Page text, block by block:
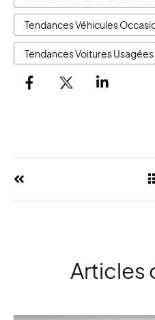
Tendances Véhicules
Tendances Voitures
Articles